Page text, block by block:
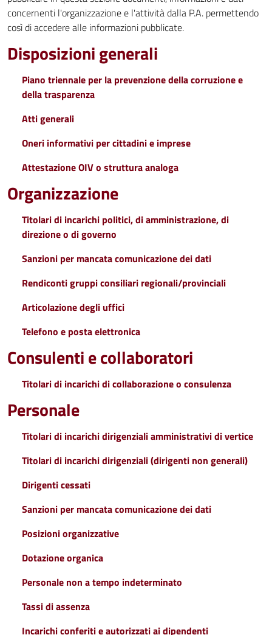
concernenti l'organizzazione e l'attività dalla P.A. permettendo
così di accedere alle informazioni pubblicate.
Disposizioni generali
Piano triennale per la prevenzione della corruzione e
della trasparenza
Atti generali
Oneri informativi per cittadini e imprese
Attestazione OIV o struttura analoga
Organizzazione
Titolari di incarichi politici, di amministrazione, di
direzione o di governo
Sanzioni per mancata comunicazione dei dati
Rendiconti gruppi consiliari regionali/provinciali
Articolazione degli uffici
Telefono e posta elettronica
Consulenti e collaboratori
Titolari di incarichi di collaborazione o consulenza
Personale
Titolari di incarichi dirigenziali amministrativi di vertice
Titolari di incarichi dirigenziali (dirigenti non generali)
Dirigenti cessati
Sanzioni per mancata comunicazione dei dati
Posizioni organizzative
Dotazione organica
Personale non a tempo indeterminato
Tassi di assenza
Incarichi conferiti e autorizzati ai dipendenti